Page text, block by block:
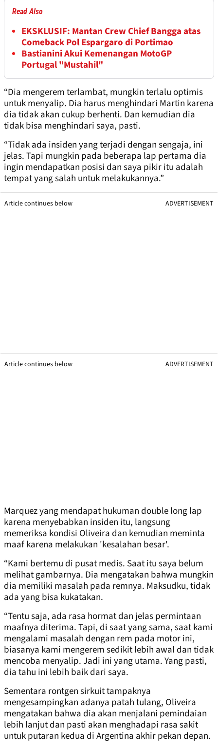
Read Also
EKSKLUSIF: Mantan Crew Chief Bangga atas
Comeback Pol Espargaro di Portimao
Bastianini Akui Kemenangan MotoGP
Portugal "Mustahil"
“Dia mengerem terlambat, mungkin terlalu optimis
untuk menyalip. Dia harus menghindari Martin karena
dia tidak akan cukup berhenti. Dan kemudian dia
tidak bisa menghindari saya, pasti.
“Tidak ada insiden yang terjadi dengan sengaja, ini
jelas. Tapi mungkin pada beberapa lap pertama dia
ingin mendapatkan posisi dan saya pikir itu adalah
tempat yang salah untuk melakukannya.”
Article continues below ADVERTISEMENT
Article continues below ADVERTISEMENT
Marquez yang mendapat hukuman double long lap
karena menyebabkan insiden itu, langsung
memeriksa kondisi Oliveira dan kemudian meminta
maaf karena melakukan 'kesalahan besar'.
“Kami bertemu di pusat medis. Saat itu saya belum
melihat gambarnya. Dia mengatakan bahwa mungkin
dia memiliki masalah pada remnya. Maksudku, tidak
ada yang bisa kukatakan.
“Tentu saja, ada rasa hormat dan jelas permintaan
maafnya diterima. Tapi, di saat yang sama, saat kami
mengalami masalah dengan rem pada motor ini,
biasanya kami mengerem sedikit lebih awal dan tidak
mencoba menyalip. Jadi ini yang utama. Yang pasti,
dia tahu ini lebih baik dari saya.
Sementara rontgen sirkuit tampaknya
mengesampingkan adanya patah tulang, Oliveira
mengatakan bahwa dia akan menjalani pemindaian
lebih lanjut dan pasti akan menghadapi rasa sakit
untuk putaran kedua di Argentina akhir pekan depan.